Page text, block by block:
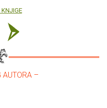
KNJIGE
AUTORA –